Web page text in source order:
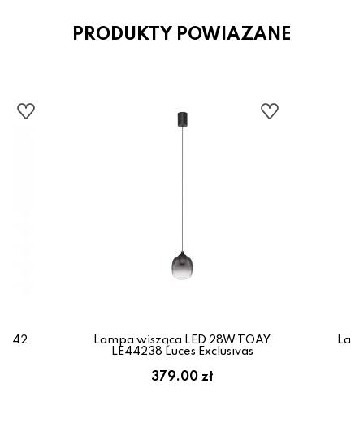
PRODUKTY POWIAZANE
Lampa wisząca LED 28W TOAY
LE44238 Luces Exclusivas
379.00 zł